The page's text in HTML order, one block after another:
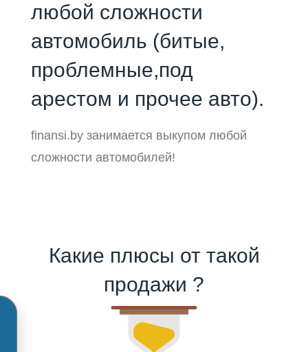
любой сложности
автомобиль (битые,
проблемные,под
арестом и прочее авто).
finansi.by занимается выкупом любой
сложности автомобилей!
Какие плюсы от такой
продажи ?